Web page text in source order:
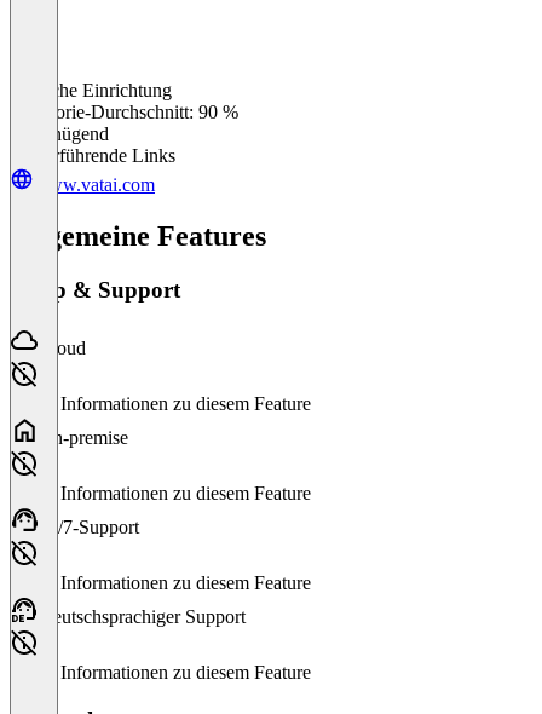
Einfache Einrichtung
Kategorie-Durchschnitt: 90 %
Ungenügend
Weiterführende Links
www.vatai.com
Allgemeine Features
Setup & Support
Cloud
Keine Informationen zu diesem Feature
On-premise
Keine Informationen zu diesem Feature
24/7-Support
Keine Informationen zu diesem Feature
Deutschsprachiger Support
Keine Informationen zu diesem Feature